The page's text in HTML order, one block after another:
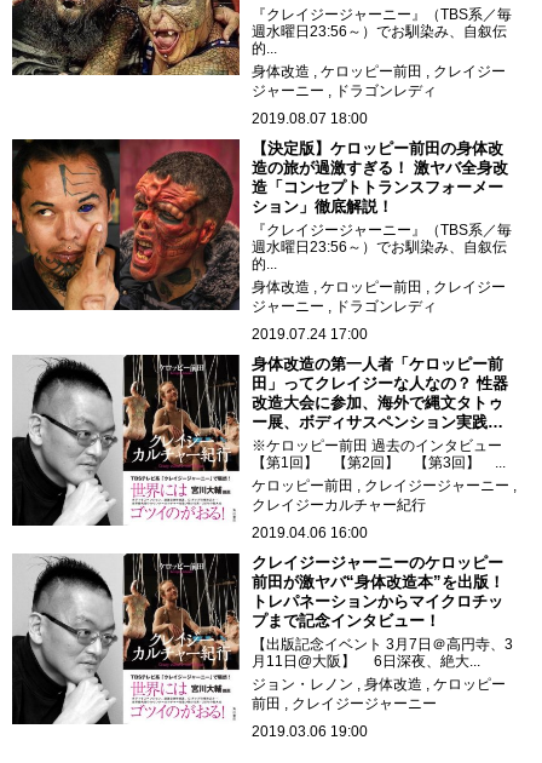
『クレイジージャーニー』（TBS系／毎
週水曜日23:56～）でお馴染み、自叙伝
的...
身体改造
ケロッピー前田
クレイジー
ジャーニー
ドラゴンレディ
2019.08.07 18:00
【決定版】ケロッピー前田の身体改
造の旅が過激すぎる！ 激ヤバ全身改
造「コンセプトトランスフォーメー
ション」徹底解説！
『クレイジージャーニー』（TBS系／毎
週水曜日23:56～）でお馴染み、自叙伝
的...
身体改造
ケロッピー前田
クレイジー
ジャーニー
ドラゴンレディ
2019.07.24 17:00
身体改造の第一人者「ケロッピー前
田」ってクレイジーな人なの？ 性器
改造大会に参加、海外で縄文タトゥ
ー展、ボディサスペンション実践…
※ケロッピー前田 過去のインタビュー
【第1回】 【第2回】 【第3回】 ...
ケロッピー前田
クレイジージャーニー
クレイジーカルチャー紀行
2019.04.06 16:00
クレイジージャーニーのケロッピー
前田が激ヤバ“身体改造本”を出版！
トレパネーションからマイクロチッ
プまで記念インタビュー！
【出版記念イベント 3月7日＠高円寺、3
月11日@大阪】 6日深夜、絶大...
ジョン・レノン
身体改造
ケロッピー
前田
クレイジージャーニー
2019.03.06 19:00